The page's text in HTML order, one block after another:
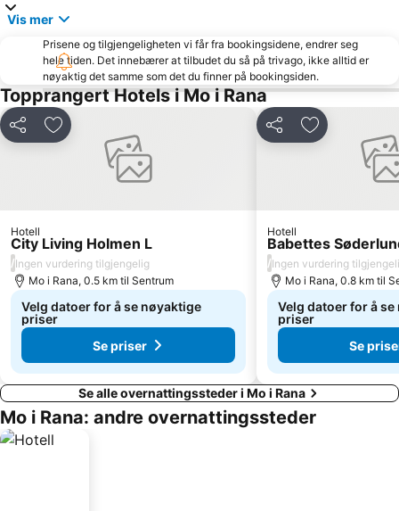
Vis mer
Prisene og tilgjengeligheten vi får fra bookingsidene, endrer seg
hele tiden. Det innebærer at tilbudet du så på trivago, ikke alltid er
nøyaktig det samme som det du finner på bookingsiden.
Topprangert Hotels i Mo i Rana
Del Legg til i favoritter
Hotell
City Living Holmen L
/Ingen vurdering tilgjengelig
Mo i Rana, 0.5 km til Sentrum
Velg datoer for å se nøyaktige
priser
Se priser
Del Legg til i
Hotell
Babettes
/Ingen vurdering
Mo i Rana, 0.8 km til
Velg datoer for å
priser
Se
Se alle overnattingssteder i Mo i Rana
Mo i Rana: andre overnattingssteder